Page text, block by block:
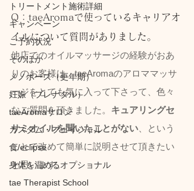
トリートメント施術詳細
キャンペーン
ご予約状況
そのほか
メノポーズ（更年期）
妊娠（プレナタル）
taeAromaサロン
カスタム・フェイシャル
食/eclipse
身体を温めるオプショナル
tae Therapist School
Q：taeAromaで使っているキャリアオ
イルについて質問がありました。
他店でのオイルマッサージの経験がおあ
りのお客様は、taeAromaのアロママッサ
ージをとても気に入って下さって、色々
なご質問を頂きました。 キュアリングセ
サミオイルを聞いたことがない 、という
ことで改めて簡単に説明させて頂きたい
と思います。